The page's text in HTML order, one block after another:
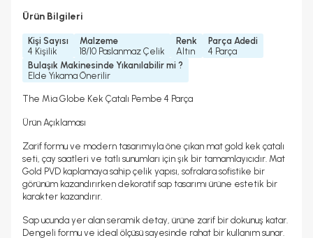
Ürün Bilgileri
Kişi Sayısı
4 Kişilik
Malzeme
18/10 Paslanmaz Çelik
Renk
Altın
Parça Adedi
4 Parça
Bulaşık Makinesinde Yıkanılabilir mi ?
Elde Yıkama Önerilir
The Mia Globe Kek Çatalı Pembe 4 Parça
Ürün Açıklaması
Zarif formu ve modern tasarımıyla öne çıkan mat gold kek çatalı
seti, çay saatleri ve tatlı sunumları için şık bir tamamlayıcıdır. Mat
Gold PVD kaplamaya sahip çelik yapısı, sofralara sofistike bir
görünüm kazandırırken dekoratif sap tasarımı ürüne estetik bir
karakter kazandırır.
Sap ucunda yer alan seramik detay, ürüne zarif bir dokunuş katar.
Dengeli formu ve ideal ölçüsü sayesinde rahat bir kullanım sunar.